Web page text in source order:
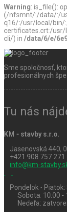
Warning: is_file():
(/nfsmnt/:/data/:/
q16/:/usr/local/
certificates.crt:/
cli/) in /data/6/e/
Sme spoločnosť,
profesionálnych
Tu nás
KM - stavby s.r.o.
Jasenovská 440,
+421 908 757 271
info@km-
Pondelok - Piatok:
Sobota: 10:00 -
Nedeľa: